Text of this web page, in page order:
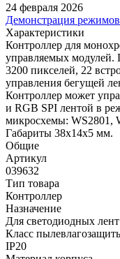
24 февраля 2026
Демонстрация
Характеристики
Контроллер для
управляемых модулей.
3200 пикселей, 22
управления бегущей
Контроллер может
и RGB SPI лентой в
микросхемы: WS2801,
Габариты 38x14x5 мм.
Общие
Артикул
039632
Тип товара
Контроллер
Назначение
Для светодиодных
Класс
IP20